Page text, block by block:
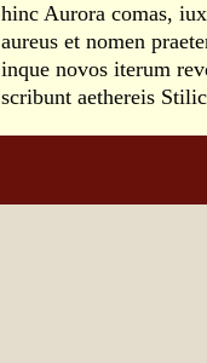
hinc Aurora comas,
aureus et nomen
inque novos iterum
scribunt aethereis